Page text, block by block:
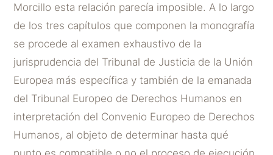
Morcillo esta relación parecía imposible. A lo largo
de los tres capítulos que componen la monografía
se procede al examen exhaustivo de la
jurisprudencia del Tribunal de Justicia de la Unión
Europea más específica y también de la emanada
del Tribunal Europeo de Derechos Humanos en
interpretación del Convenio Europeo de Derechos
Humanos, al objeto de determinar hasta qué